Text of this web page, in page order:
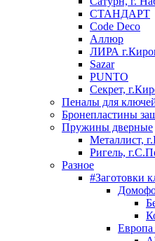
СТАНДАРТ
Code Deco
Аллюр
ЛИРА
Sazar
PUNTO
Секрет,
Пеналы для
Бронепластины
Пружины дверные
Металлист,
Ригель,
Разное
#Заготовки